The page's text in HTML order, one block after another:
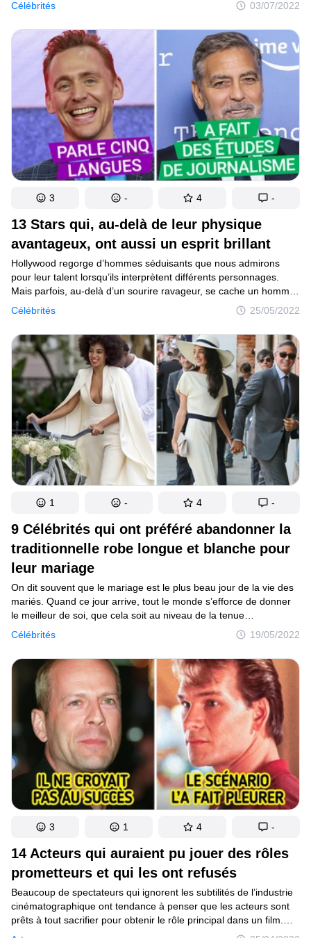
Célébrités 03/07/2022
Clarke “Daenerys”, des rôles qui ont fait décoller leur carrière,
et qui, surtout, leur colle à la peau. Si l’on voyait Sheldon de Big
Bang Theory dans un film d’horreur ou une série policière, il faut
bien avouer que cela ferait bizarre...
13 Stars qui, au-delà de leur physique
avantageux, ont aussi un esprit brillant
Célébrités 25/05/2022
Hollywood regorge d’hommes séduisants que nous admirons
pour leur talent lorsqu’ils interprètent différents personnages.
Mais parfois, au-delà d’un sourire ravageur, se cache un homme
particulièrement intelligent. Nombre d’entre eux ont foulé les
amphithéâtres des meilleures universités, ont appris plusieurs
langues, se sont consacrés à la science et se sont cassé la tête
pour rédiger leur thèse.
3 - 4 -
9 Célébrités qui ont préféré abandonner la
traditionnelle robe longue et blanche pour
leur mariage
Célébrités 19/05/2022
On dit souvent que le mariage est le plus beau jour de la vie des
mariés. Quand ce jour arrive, tout le monde s’efforce de donner
le meilleur de soi, que cela soit au niveau de la tenue
ou du maquillage. Par ailleurs, les yeux des invités sont surtout
rivés sur la reine de la fête : la mariée. Celle-ci se doit d’être
la plus belle et la plus rayonnante dans sa robe de princesse.
1 - 4 -
14 Acteurs qui auraient pu jouer des rôles
prometteurs et qui les ont refusés
Beaucoup de spectateurs qui ignorent les subtilités de l’industrie
cinématographique ont tendance à penser que les acteurs sont
prêts à tout sacrifier pour obtenir le rôle principal dans un film.
Cependant, ce n’est pas tout à fait vrai. Souvent, pour diverses
3 1 4 -